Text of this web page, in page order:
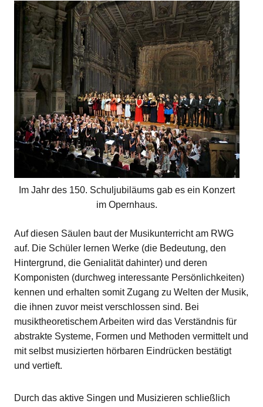
Im Jahr des 150. Schuljubiläums gab es ein Konzert
im Opernhaus.
Auf diesen Säulen baut der Musikunterricht am RWG
auf. Die Schüler lernen Werke (die Bedeutung, den
Hintergrund, die Genialität dahinter) und deren
Komponisten (durchweg interessante Persönlichkeiten)
kennen und erhalten somit Zugang zu Welten der Musik,
die ihnen zuvor meist verschlossen sind. Bei
musiktheoretischem Arbeiten wird das Verständnis für
abstrakte Systeme, Formen und Methoden vermittelt und
mit selbst musizierten hörbaren Eindrücken bestätigt
und vertieft.
Durch das aktive Singen und Musizieren schließlich